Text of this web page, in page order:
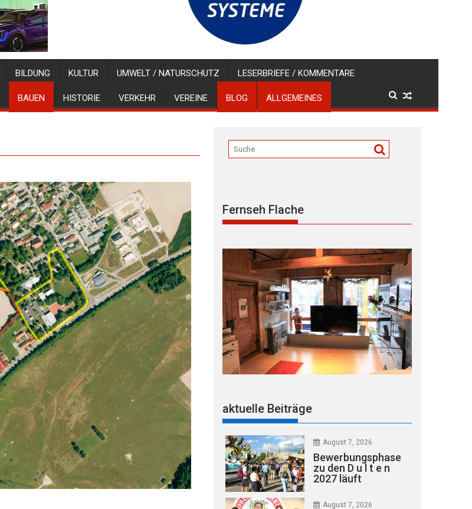
BILDUNG KULTUR UMWELT / NATURSCHUTZ LESERBRIEFE / KOMMENTARE
BAUEN HISTORIE VERKEHR VEREINE BLOG ALLGEMEINES
Fernseh Flache
aktuelle Beiträge
August 7, 2026
Bewerbungsphase
zu den D u l t e n
2027 läuft
August 7, 2026